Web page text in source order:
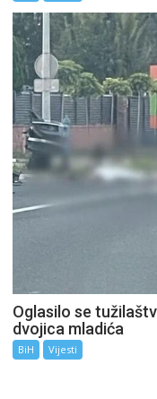
Oglasilo se
dvojica mladića
BiH Vijesti